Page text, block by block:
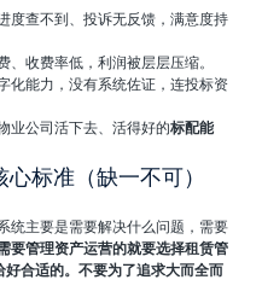
度查不到、投诉无反馈，满意度持
、收费率低，利润被层层压缩。
化能力，没有系统佐证，连投标资
业公司活下去、活得好的标配能
标准（缺一不可）
统主要是需要解决什么问题，需要
要管理资产运营的就要选择租赁管
合适的。不要为了追求大而全而